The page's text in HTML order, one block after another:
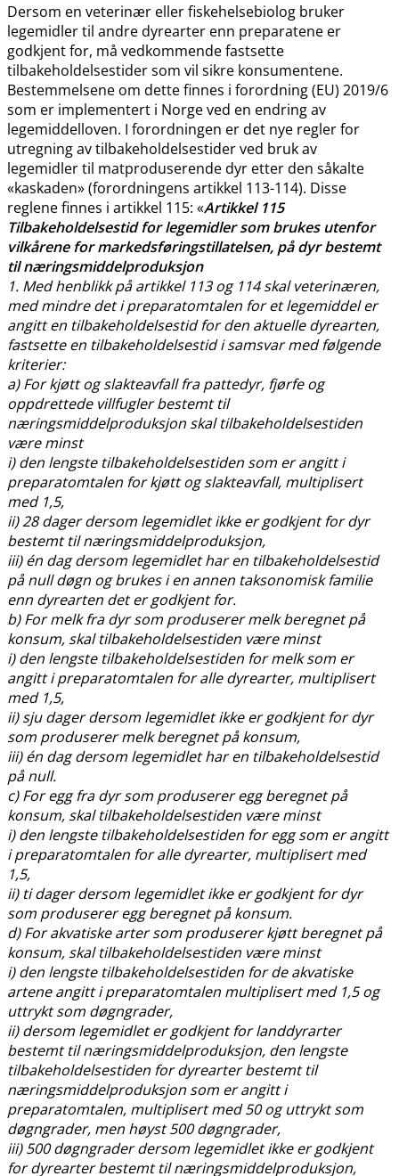
Dersom en veterinær eller fiskehelsebiolog bruker
legemidler til andre dyrearter enn preparatene er
godkjent for, må vedkommende fastsette
tilbakeholdelsestider som vil sikre konsumentene.
Bestemmelsene om dette finnes i forordning (EU) 2019/6
som er implementert i Norge ved en endring av
legemiddelloven. I forordningen er det nye regler for
utregning av tilbakeholdelsestider ved bruk av
legemidler til matproduserende dyr etter den såkalte
«kaskaden» (forordningens artikkel 113-114). Disse
reglene finnes i artikkel 115: «Artikkel 115
Tilbakeholdelsestid for legemidler som brukes utenfor
vilkårene for markedsføringstillatelsen, på dyr bestemt
til næringsmiddelproduksjon
1. Med henblikk på artikkel 113 og 114 skal veterinæren,
med mindre det i preparatomtalen for et legemiddel er
angitt en tilbakeholdelsestid for den aktuelle dyrearten,
fastsette en tilbakeholdelsestid i samsvar med følgende
kriterier:
a) For kjøtt og slakteavfall fra pattedyr, fjørfe og
oppdrettede villfugler bestemt til
næringsmiddelproduksjon skal tilbakeholdelsestiden
være minst
i) den lengste tilbakeholdelsestiden som er angitt i
preparatomtalen for kjøtt og slakteavfall, multiplisert
med 1,5,
ii) 28 dager dersom legemidlet ikke er godkjent for dyr
bestemt til næringsmiddelproduksjon,
iii) én dag dersom legemidlet har en tilbakeholdelsestid
på null døgn og brukes i en annen taksonomisk familie
enn dyrearten det er godkjent for.
b) For melk fra dyr som produserer melk beregnet på
konsum, skal tilbakeholdelsestiden være minst
i) den lengste tilbakeholdelsestiden for melk som er
angitt i preparatomtalen for alle dyrearter, multiplisert
med 1,5,
ii) sju dager dersom legemidlet ikke er godkjent for dyr
som produserer melk beregnet på konsum,
iii) én dag dersom legemidlet har en tilbakeholdelsestid
på null.
c) For egg fra dyr som produserer egg beregnet på
konsum, skal tilbakeholdelsestiden være minst
i) den lengste tilbakeholdelsestiden for egg som er angitt
i preparatomtalen for alle dyrearter, multiplisert med
1,5,
ii) ti dager dersom legemidlet ikke er godkjent for dyr
som produserer egg beregnet på konsum.
d) For akvatiske arter som produserer kjøtt beregnet på
konsum, skal tilbakeholdelsestiden være minst
i) den lengste tilbakeholdelsestiden for de akvatiske
artene angitt i preparatomtalen multiplisert med 1,5 og
uttrykt som døgngrader,
ii) dersom legemidlet er godkjent for landdyrarter
bestemt til næringsmiddelproduksjon, den lengste
tilbakeholdelsestiden for dyrearter bestemt til
næringsmiddelproduksjon som er angitt i
preparatomtalen, multiplisert med 50 og uttrykt som
døgngrader, men høyst 500 døgngrader,
iii) 500 døgngrader dersom legemidlet ikke er godkjent
for dyrearter bestemt til næringsmiddelproduksjon,